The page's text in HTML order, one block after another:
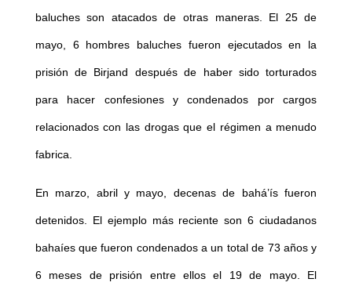
baluches son atacados de otras maneras. El 25 de
mayo, 6 hombres baluches fueron ejecutados en la
prisión de Birjand después de haber sido torturados
para hacer confesiones y condenados por cargos
relacionados con las drogas que el régimen a menudo
fabrica.
En marzo, abril y mayo, decenas de bahá’ís fueron
detenidos. El ejemplo más reciente son 6 ciudadanos
bahaíes que fueron condenados a un total de 73 años y
6 meses de prisión entre ellos el 19 de mayo. El